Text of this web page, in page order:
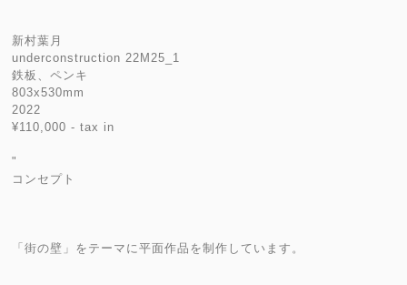
新村葉月
underconstruction 22M25_1
鉄板、ペンキ
803x530mm
2022
¥110,000 - tax in
"
コンセプト
「街の壁」をテーマに平面作品を制作しています。